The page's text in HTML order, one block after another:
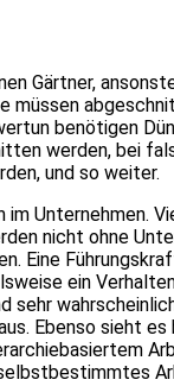
Gärtner,
müssen
benötigen
werden, bei
und so weiter.
Unternehmen.
nicht ohne
Eine
ein
sehr
Ebenso sieht